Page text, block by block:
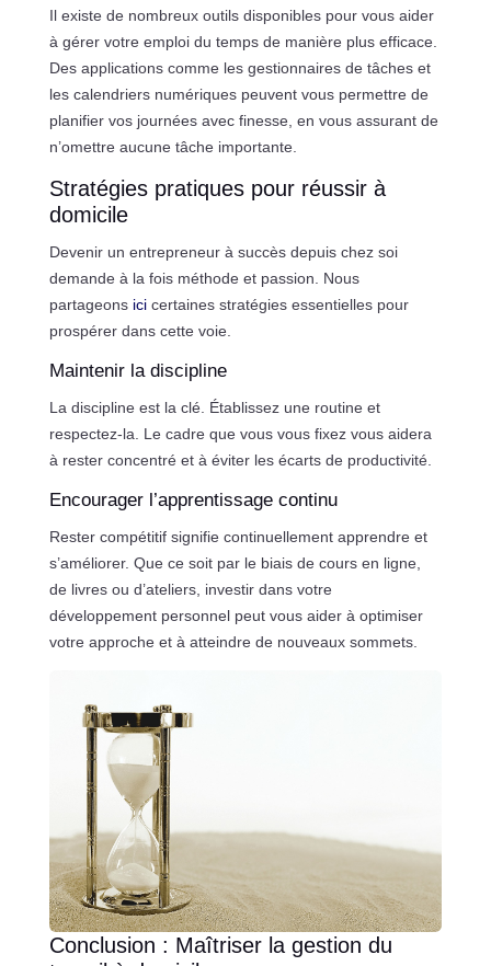
Il existe de nombreux outils disponibles pour vous aider
à gérer votre emploi du temps de manière plus efficace.
Des applications comme les gestionnaires de tâches et
les calendriers numériques peuvent vous permettre de
planifier vos journées avec finesse, en vous assurant de
n’omettre aucune tâche importante.
Stratégies pratiques pour réussir à
domicile
Devenir un entrepreneur à succès depuis chez soi
demande à la fois méthode et passion. Nous
partageons icicertaines stratégies essentielles pour
prospérer dans cette voie.
Maintenir la discipline
La discipline est la clé. Établissez une routine et
respectez-la. Le cadre que vous vous fixez vous aidera
à rester concentré et à éviter les écarts de productivité.
Encourager l’apprentissage continu
Rester compétitif signifie continuellement apprendre et
s’améliorer. Que ce soit par le biais de cours en ligne,
de livres ou d’ateliers, investir dans votre
développement personnel peut vous aider à optimiser
votre approche et à atteindre de nouveaux sommets.
Conclusion : Maîtriser la gestion du